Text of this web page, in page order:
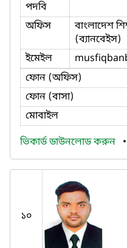
পদবি
অফিস
বাংলাদেশ
(ব্যানবেইস)
ইমেইল
ফোন (অফিস)
ফোন (বাসা)
মোবাইল
ভিকার্ড ডাউনলোড করুন •
১০